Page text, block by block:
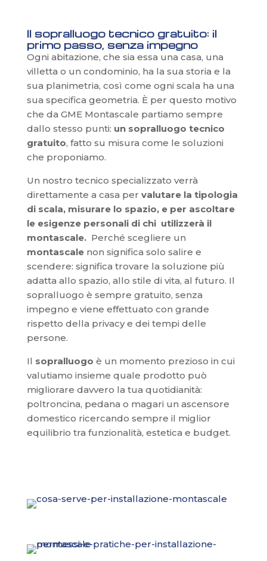
Il sopralluogo tecnico gratuito: il
primo passo, senza impegno
Ogni abitazione, che sia essa una casa, una
villetta o un condominio, ha la sua storia e la
sua planimetria, così come ogni scala ha una
sua specifica geometria. È per questo motivo
che da GME Montascale partiamo sempre
dallo stesso punti: un sopralluogo tecnico
gratuito, fatto su misura come le soluzioni
che proponiamo.
Un nostro tecnico specializzato verrà
direttamente a casa per valutare la tipologia
di scala, misurare lo spazio, e per ascoltare
le esigenze personali di chi utilizzerà il
montascale.Perché scegliere un
montascalenon significa solo salire e
scendere: significa trovare la soluzione più
adatta allo spazio, allo stile di vita, al futuro. Il
sopralluogo è sempre gratuito, senza
impegno e viene effettuato con grande
rispetto della privacy e dei tempi delle
persone.
Il sopralluogo è un momento prezioso in cui
valutiamo insieme quale prodotto può
migliorare davvero la tua quotidianità:
poltroncina, pedana o magari un ascensore
domestico ricercando sempre il miglior
equilibrio tra funzionalità, estetica e budget.